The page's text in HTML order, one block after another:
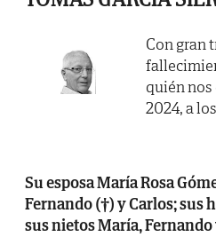
Con gran
quién nos
2024, a
Su esposa María Rosa
Fernando (†) y Carlos; sus
sus nietos María, Fernando